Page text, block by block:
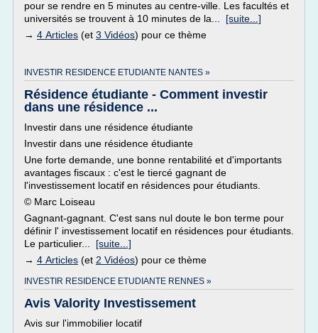
pour se rendre en 5 minutes au centre-ville. Les facultés et
universités se trouvent à 10 minutes de la... [suite...]
→ 4 Articles (et 3 Vidéos) pour ce thème
INVESTIR RESIDENCE ETUDIANTE NANTES »
Résidence étudiante - Comment investir
dans une résidence ...
Investir dans une résidence étudiante
Investir dans une résidence étudiante
Une forte demande, une bonne rentabilité et d'importants
avantages fiscaux : c'est le tiercé gagnant de
l'investissement locatif en résidences pour étudiants.
© Marc Loiseau
Gagnant-gagnant. C'est sans nul doute le bon terme pour
définir l' investissement locatif en résidences pour étudiants.
Le particulier... [suite...]
→ 4 Articles (et 2 Vidéos) pour ce thème
INVESTIR RESIDENCE ETUDIANTE RENNES »
Avis Valority Investissement
Avis sur l'immobilier locatif